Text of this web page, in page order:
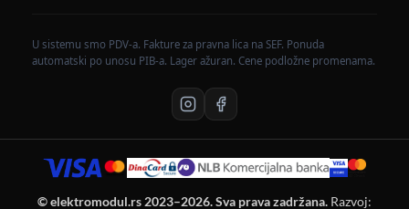
U sistemu smo PDV-a. Fakture za pravna lica na SEF. Ponuda
automatski po unosu PIB-a. Lager ažuran. Cene podložne promenama.
© elektromodul.rs 2023–2026. Sva prava zadržana. Razvoj: